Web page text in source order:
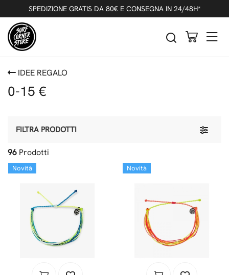
SPEDIZIONE GRATIS DA 80€ E CONSEGNA IN 24/48H*
IDEE REGALO
0-15 €
Toggle
FILTRA PRODOTTI
96 Prodotti
Novità Novità